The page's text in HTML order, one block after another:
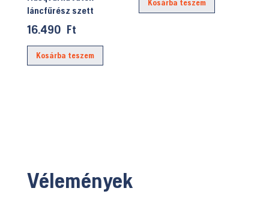
láncfűrész szett
16.490 Ft
Kosárba teszem
Kosárba teszem
Vélemények